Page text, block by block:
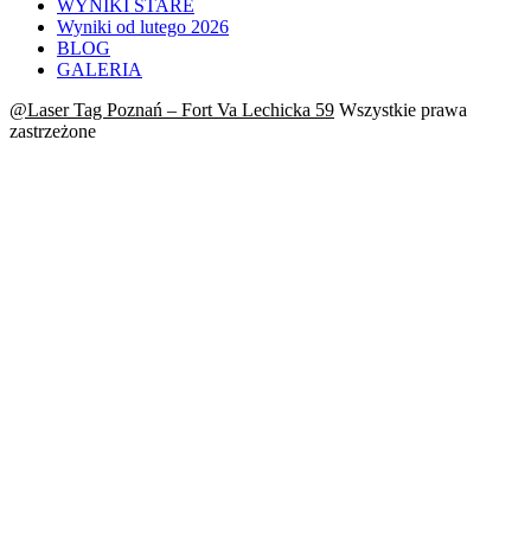
WYNIKI STARE
Wyniki od lutego 2026
BLOG
GALERIA
@Laser Tag Poznań – Fort Va Lechicka 59 Wszystkie prawa
zastrzeżone